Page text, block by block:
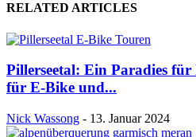
RELATED ARTICLES
Pillerseetal: Ein Paradies
für E-Bike und...
Nick Wassong - 13. Januar 2024